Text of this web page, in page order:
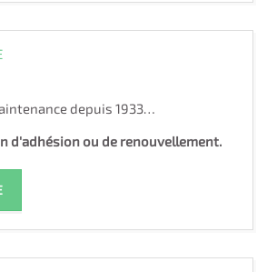
depuis 1933…
d'adhésion ou de renouvellement.